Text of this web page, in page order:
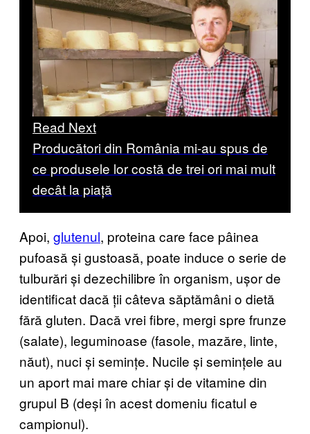
Read Next
Producători din România mi-au spus de
ce produsele lor costă de trei ori mai mult
decât la piață
Apoi, glutenul, proteina care face pâinea
pufoasă și gustoasă, poate induce o serie de
tulburări și dezechilibre în organism, ușor de
identificat dacă ții câteva săptămâni o dietă
fără gluten. Dacă vrei fibre, mergi spre frunze
(salate), leguminoase (fasole, mazăre, linte,
năut), nuci și semințe. Nucile și semințele au
un aport mai mare chiar și de vitamine din
grupul B (deși în acest domeniu ficatul e
campionul).